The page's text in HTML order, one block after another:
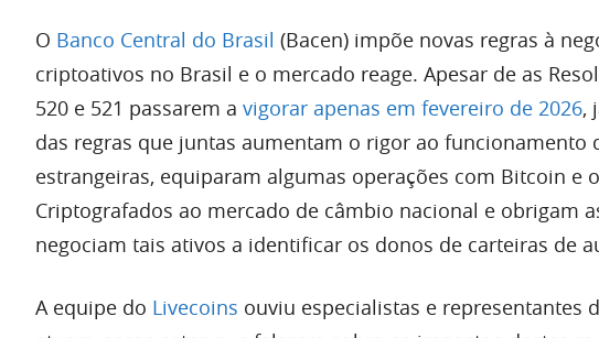
O Banco Central do Brasil (Bacen) impõe novas regras à
criptoativos no Brasil e o mercado reage. Apesar de as
520 e 521 passarem a vigorar apenas em fevereiro de 2026,
das regras que juntas aumentam o rigor ao funcionamento
estrangeiras, equiparam algumas operações com Bitcoin e
Criptografados ao mercado de câmbio nacional e obrigam
negociam tais ativos a identificar os donos de carteiras de
A equipe do Livecoins ouviu especialistas e representantes